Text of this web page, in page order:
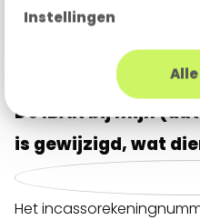
Instellingen
Product;
De IBAN bij mijn
is gewijzigd, wat
Het